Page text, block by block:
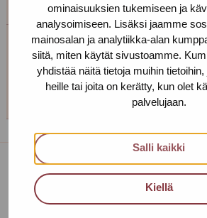
ominaisuuksien tukemiseen ja
analysoimiseen. Lisäksi jaamme
mainosalan ja analytiikka-alan
siitä, miten käytät sivustoamme.
yhdistää näitä tietoja muihin
heille tai joita on kerätty, kun olet
palvelujaan.
Salli kaikki
Kiellä
Helsingin toimipiste
+358 (0)40 650 3705
Toimipisteet